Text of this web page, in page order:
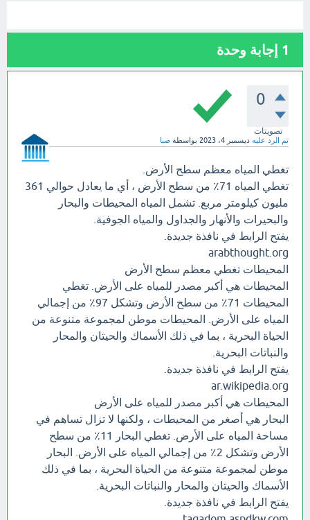
1 إجابة وحدة
0
تصويتات
تم الرد عليه ديسمبر 4، 2023 بواسطة صبا
تغطي المياه معظم سطح الأرض.
تغطي المياه 71٪ من سطح الأرض ، أي ما يعادل حوالي 361
مليون كيلومتر مربع. تشمل المياه المحيطات والبحار
والبحيرات والأنهار والجداول والمياه الجوفية.
يفتح الرابط في نافذة جديدة.
arabthought.org
المحيطات تغطي معظم سطح الأرض
المحيطات هي أكبر مصدر للمياه على الأرض. تغطي
المحيطات 71٪ من سطح الأرض وتشكل 97٪ من إجمالي
المياه على الأرض. المحيطات موطن لمجموعة متنوعة من
الحياة البحرية ، بما في ذلك الأسماك والحيتان والمحار
والنباتات البحرية.
يفتح الرابط في نافذة جديدة.
ar.wikipedia.org
المحيطات هي أكبر مصدر للمياه على الأرض
البحار هي أصغر من المحيطات ، ولكنها لا تزال تساهم في
مساحة المياه على الأرض. تغطي البحار 11٪ من سطح
الأرض وتشكل 2٪ من إجمالي المياه على الأرض. البحار
موطن لمجموعة متنوعة من الحياة البحرية ، بما في ذلك
الأسماك والحيتان والمحار والنباتات البحرية.
يفتح الرابط في نافذة جديدة.